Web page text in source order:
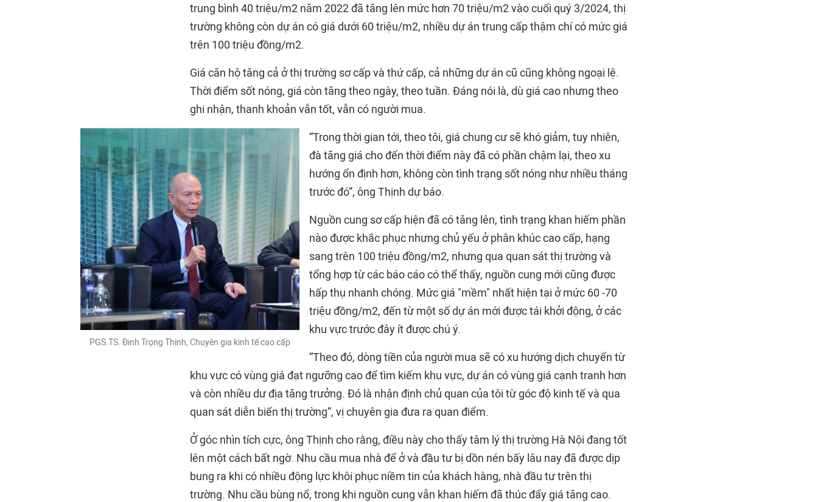
trung bình 40 triệu/m2 năm 2022 đã tăng lên mức hơn 70 triệu/m2 vào cuối quý 3/2024, thị
trường không còn dự án có giá dưới 60 triệu/m2, nhiều dự án trung cấp thậm chí có mức giá
trên 100 triệu đồng/m2.
Giá căn hộ tăng cả ở thị trường sơ cấp và thứ cấp, cả những dự án cũ cũng không ngoại lệ.
Thời điểm sốt nóng, giá còn tăng theo ngày, theo tuần. Đáng nói là, dù giá cao nhưng theo
ghi nhận, thanh khoản vẫn tốt, vẫn có người mua.
PGS.TS. Đinh Trọng Thịnh, Chuyên gia kinh tế cao cấp
“Trong thời gian tới, theo tôi, giá chung cư sẽ khó giảm, tuy nhiên,
đà tăng giá cho đến thời điểm này đã có phần chậm lại, theo xu
hướng ổn định hơn, không còn tình trạng sốt nóng như nhiều tháng
trước đó”, ông Thịnh dự báo.
Nguồn cung sơ cấp hiện đã có tăng lên, tình trạng khan hiếm phần
nào được khắc phục nhưng chủ yếu ở phân khúc cao cấp, hạng
sang trên 100 triệu đồng/m2, nhưng qua quan sát thị trường và
tổng hợp từ các báo cáo có thể thấy, nguồn cung mới cũng được
hấp thụ nhanh chóng. Mức giá "mềm" nhất hiện tại ở mức 60 -70
triệu đồng/m2, đến từ một số dự án mới được tái khởi động, ở các
khu vực trước đây ít được chú ý.
“Theo đó, dòng tiền của người mua sẽ có xu hướng dịch chuyển từ
khu vực có vùng giá đạt ngưỡng cao để tìm kiếm khu vực, dự án có vùng giá cạnh tranh hơn
và còn nhiều dư địa tăng trưởng. Đó là nhận định chủ quan của tôi từ góc độ kinh tế và qua
quan sát diễn biến thị trường”, vị chuyên gia đưa ra quan điểm.
Ở góc nhìn tích cực, ông Thịnh cho rằng, điều này cho thấy tâm lý thị trường Hà Nội đang tốt
lên một cách bất ngờ. Nhu cầu mua nhà để ở và đầu tư bị dồn nén bấy lâu nay đã được dịp
bung ra khi có nhiều động lực khôi phục niềm tin của khách hàng, nhà đầu tư trên thị
trường. Nhu cầu bùng nổ, trong khi nguồn cung vẫn khan hiếm đã thúc đẩy giá tăng cao.